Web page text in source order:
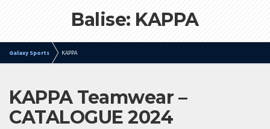
Balise: KAPPA
Galaxy Sports KAPPA
KAPPA Teamwear –
CATALOGUE 2024